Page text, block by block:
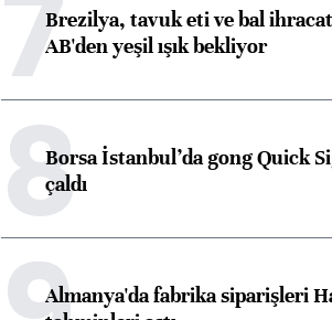
7Brezilya, tavuk eti ve bal
AB'den yeşil ışık bekliyor
8Borsa İstanbul’da gong Quick
çaldı
Almanya'da fabrika siparişleri